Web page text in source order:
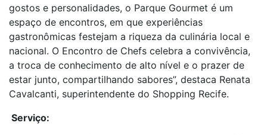
gostos e personalidades, o Parque Gourmet é um
espaço de encontros, em que experiências
gastronômicas festejam a riqueza da culinária local e
nacional. O Encontro de Chefs celebra a convivência,
a troca de conhecimento de alto nível e o prazer de
estar junto, compartilhando sabores”, destaca Renata
Cavalcanti, superintendente do Shopping Recife.
Serviço: